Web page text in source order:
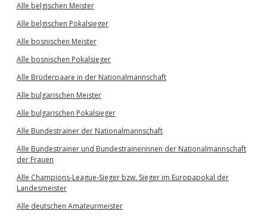
Alle belgischen Meister
Alle belgischen Pokalsieger
Alle bosnischen Meister
Alle bosnischen Pokalsieger
Alle Brüderpaare in der Nationalmannschaft
Alle bulgarischen Meister
Alle bulgarischen Pokalsieger
Alle Bundestrainer der Nationalmannschaft
Alle Bundestrainer und Bundestrainerinnen der Nationalmannschaft
der Frauen
Alle Champions-League-Sieger bzw. Sieger im Europapokal der
Landesmeister
Alle deutschen Amateurmeister